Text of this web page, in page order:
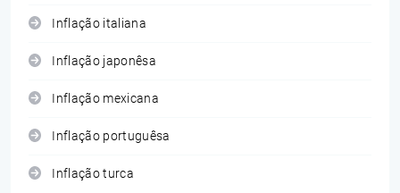
Inflação italiana
Inflação japonêsa
Inflação mexicana
Inflação portuguêsa
Inflação turca